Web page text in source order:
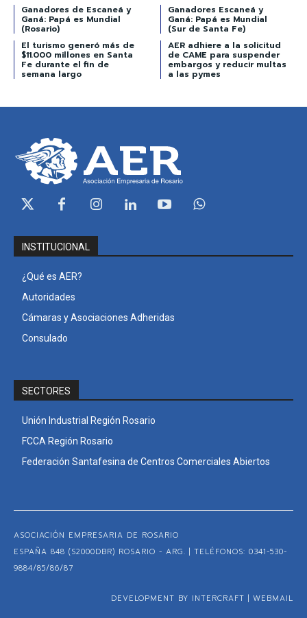
Ganadores de Escaneá y
Ganá: Papá es Mundial
(Rosario)
Ganadores Escaneá y
Ganá: Papá es Mundial
(Sur de Santa Fe)
El turismo generó más de
$11.000 millones en Santa
Fe durante el fin de
semana largo
AER adhiere a la solicitud
de CAME para suspender
embargos y reducir multas
a las pymes
INSTITUCIONAL
¿Qué es AER?
Autoridades
Cámaras y Asociaciones Adheridas
Consulado
SECTORES
Unión Industrial Región Rosario
FCCA Región Rosario
Federación Santafesina de Centros Comerciales Abiertos
ASOCIACIÓN EMPRESARIA DE ROSARIO
ESPAÑA 848 (S2000DBR) ROSARIO - ARG. | TELÉFONOS: 0341-530-
9884/85/86/87
DEVELOPMENT BY INTERCRAFT | WEBMAIL